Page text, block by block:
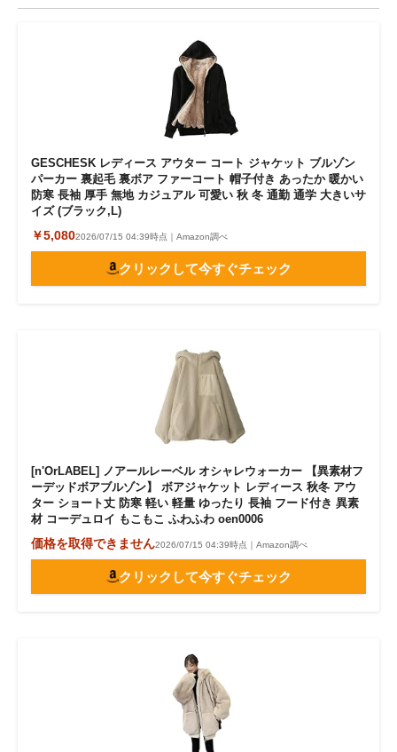
GESCHESK レディース アウター コート ジャケット ブルゾン
パーカー 裏起毛 裏ボア ファーコート 帽子付き あったか 暖かい
防寒 長袖 厚手 無地 カジュアル 可愛い 秋 冬 通勤 通学 大きいサ
イズ (ブラック,L)
￥5,0802026/07/15 04:39時点｜Amazon調べ
クリックして今すぐチェック
[n'OrLABEL] ノアールレーベル オシャレウォーカー 【異素材フ
ーデッドボアブルゾン】 ボアジャケット レディース 秋冬 アウ
ター ショート丈 防寒 軽い 軽量 ゆったり 長袖 フード付き 異素
材 コーデュロイ もこもこ ふわふわ oen0006
価格を取得できません2026/07/15 04:39時点｜Amazon調べ
クリックして今すぐチェック